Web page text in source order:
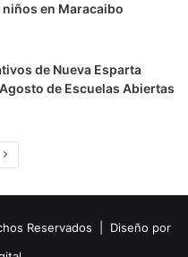
en Maracaibo
de Nueva Esparta
de Escuelas Abiertas
u
Reservados | Diseño por